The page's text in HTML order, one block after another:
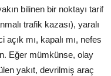
bilinen bir noktayı tarif
trafik kazası), yaralı
açık mı, kapalı mı, nefes
Eğer mümkünse, olay
yakıt, devrilmiş araç